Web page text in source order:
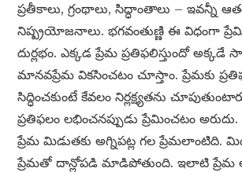
ప్రతీకాలు, గ్రంథాలు, సిద్ధాంతాలు – ఇవన్నీ
నిష్ప్రయోజనాలు. భగవంతుణ్ణి ఈ విధంగా
దుర్లభం. ఎక్కడ ప్రేమ ప్రతిఫలిస్తుందో
మానవప్రేమ వికసించటం చూస్తాం. ప్రేమకు
సిద్ధించకుంటే కేవలం నిర్లక్ష్యతను
ప్రతిఫలం లభించనప్పుడు ప్రేమించటం
ప్రేమ మిడుతకు అగ్నిపట్ల గల ప్రేమలాంటిది.
ప్రేమతో దాన్లోపడి మాడిపోతుంది. ఇలాటి ప్రేమ ఆ